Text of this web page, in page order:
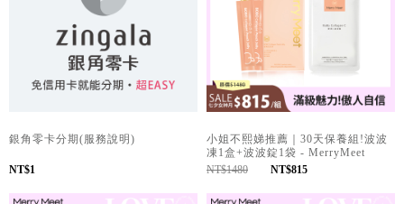
銀角零卡分期(服務說明)
NT$1
小姐不熙娣推薦｜30天保養組!波波
凍1盒+波波錠1袋 - MerryMeet
NT$1480
NT$815